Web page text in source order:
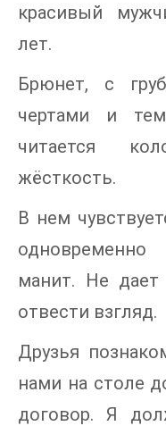
красивый
лет.
Брюнет, с
чертами и
читается
жёсткость.
В нем
манит. Не
отвести взгляд.
Друзья
нами на столе
договор. Я